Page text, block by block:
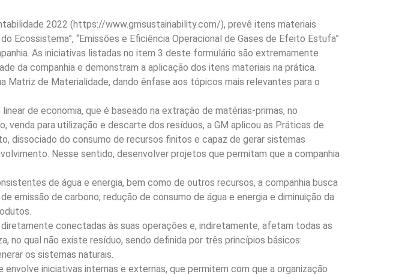
2022 (https://www.gmsustainability.com/), prevê itens materiais
Ecossistema”, “Emissões e Eficiência Operacional de Gases de Efeito Estufa”
As iniciativas listadas no item 3 deste formulário são extremamente
da companhia e demonstram a aplicação dos itens materiais na prática.
de Materialidade, dando ênfase aos tópicos mais relevantes para o
de economia, que é baseado na extração de matérias-primas, no
para utilização e descarte dos resíduos, a GM aplicou as Práticas de
dissociado do consumo de recursos finitos e capaz de gerar sistemas
Nesse sentido, desenvolver projetos que permitam que a companhia
de água e energia, bem como de outros recursos, a companhia busca
de carbono; redução de consumo de água e energia e diminuição da
conectadas às suas operações e, indiretamente, afetam todas as
no qual não existe resíduo, sendo definida por três princípios básicos:
os sistemas naturais.
iniciativas internas e externas, que permitem com que a organização